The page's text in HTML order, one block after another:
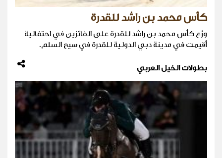
كأس محمد بن راشد للقدرة
وزّع كأس محمد بن راشد للقدرة على الفائزين في احتفالية
أقيمت في مدينة دبي الدولية للقدرة في سيح السلم.
بطولات الخيل العربي